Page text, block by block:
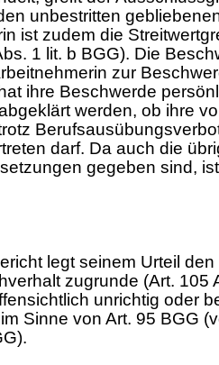
unbestritten
ist zudem die
1 lit. b BGG). Die
zur
ihre Beschwerde
werden, ob ihre
darf. Da auch die
gegeben sind,
legt seinem Urteil
zugrunde (Art. 105
unrichtig oder
Sinne von Art. 95 BGG
).